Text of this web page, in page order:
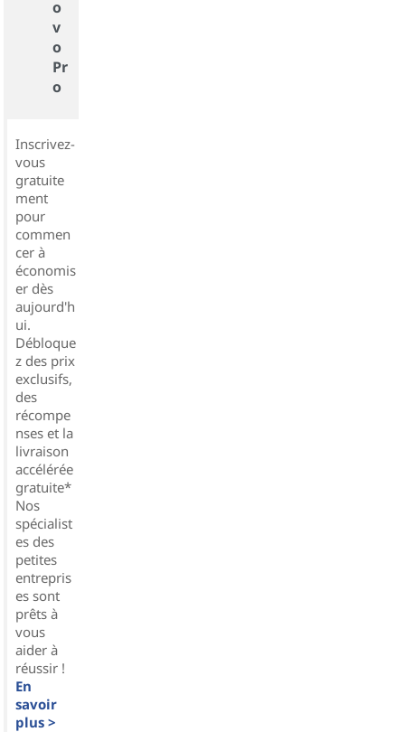
o
v
o
Pr
o
Inscrivez-
vous
gratuite
ment
pour
commen
cer à
économis
er dès
aujourd'h
ui.
Débloque
z des prix
exclusifs,
des
récompe
nses et la
livraison
accélérée
gratuite*
Nos
spécialist
es des
petites
entrepris
es sont
prêts à
vous
aider à
réussir !
En
savoir
plus >